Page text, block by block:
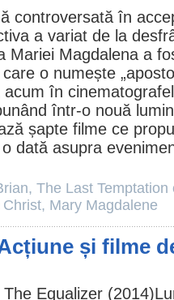
controversată în
a variat de la
Mariei Magdalena a
o numește
acum în
într-o nouă
șapte filme ce
dată asupra
, The Last Temptation
, Mary Magdalene
și filme
The Equalizer